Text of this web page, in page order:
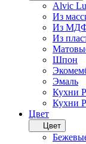
Alvic
Из
Из
Из
Шпон
Эмаль
Кухни
Кухни
Цвет
Цвет